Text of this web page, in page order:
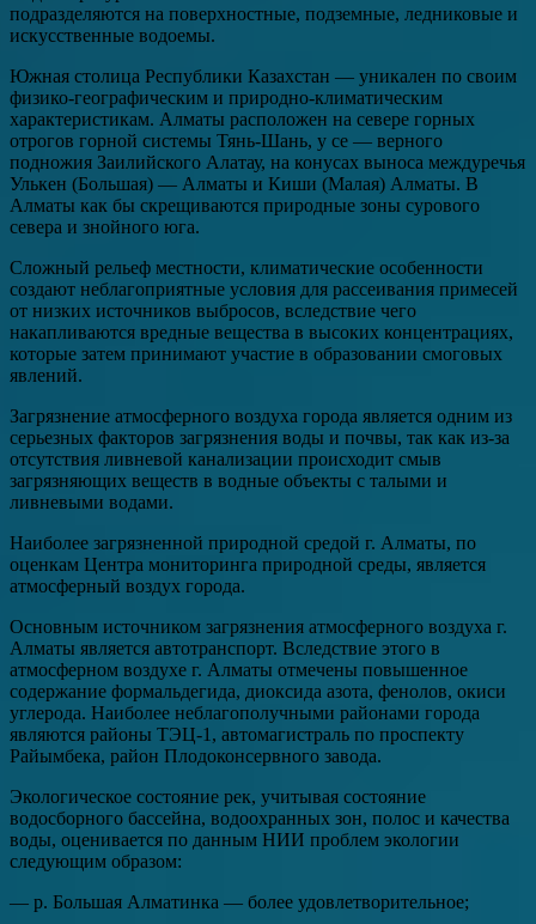
подразделяются на поверхностные, подземные, ледниковые и
искусственные водоемы.
Южная столица Республики Казахстан — уникален по своим
физико-географическим и природно-климатическим
характеристикам. Алматы расположен на севере горных
отрогов горной системы Тянь-Шань, у се — верного
подножия Заилийского Алатау, на конусах выноса междуречья
Улькен (Большая) — Алматы и Киши (Малая) Алматы. В
Алматы как бы скрещиваются природные зоны сурового
севера и знойного юга.
Сложный рельеф местности, климатические особенности
создают неблагоприятные условия для рассеивания примесей
от низких источников выбросов, вследствие чего
накапливаются вредные вещества в высоких концентрациях,
которые затем принимают участие в образовании смоговых
явлений.
Загрязнение атмосферного воздуха города является одним из
серьезных факторов загрязнения воды и почвы, так как из-за
отсутствия ливневой канализации происходит смыв
загрязняющих веществ в водные объекты с талыми и
ливневыми водами.
Наиболее загрязненной природной средой г. Алматы, по
оценкам Центра мониторинга природной среды, является
атмосферный воздух города.
Основным источником загрязнения атмосферного воздуха г.
Алматы является автотранспорт. Вследствие этого в
атмосферном воздухе г. Алматы отмечены повышенное
содержание формальдегида, диоксида азота, фенолов, окиси
углерода. Наиболее неблагополучными районами города
являются районы ТЭЦ-1, автомагистраль по проспекту
Райымбека, район Плодоконсервного завода.
Экологическое состояние рек, учитывая состояние
водосборного бассейна, водоохранных зон, полос и качества
воды, оценивается по данным НИИ проблем экологии
следующим образом:
— р. Большая Алматинка — более удовлетворительное;